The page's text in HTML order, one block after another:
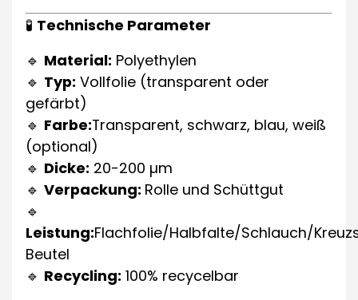
🧪 Technische Parameter
🔹 Material: Polyethylen
🔹 Typ: Vollfolie (transparent oder
gefärbt)
🔹 Farbe:Transparent, schwarz, blau, weiß
(optional)
🔹 Dicke: 20-200 µm
🔹 Verpackung: Rolle und Schüttgut
🔹
Leistung:Flachfolie/Halbfalte/Schlauch/
Beutel
🔹 Recycling: 100% recycelbar